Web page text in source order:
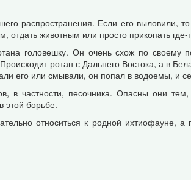
распространения. Если его выловили,
отдать животным или просто прикопать где-
головешку. Он очень схож по своему
ротан с Дальнего Востока, а в
его или смывали, он попал в водоемы, и
в частности, песочника. Опасны они
этой борьбе.
относиться к родной ихтиофауне,